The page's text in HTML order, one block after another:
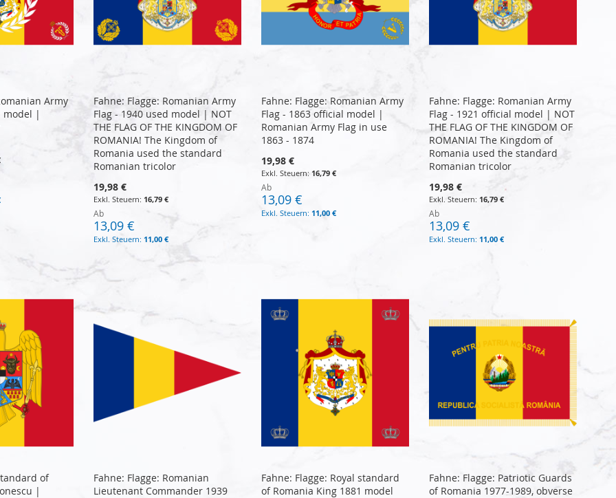
Army
model |
Fahne: Flagge: Romanian Army
Flag - 1940 used model | NOT
THE FLAG OF THE KINGDOM OF
ROMANIA! The Kingdom of
Romania used the standard
Romanian tricolor
19,98 €
16,79 €
Ab
13,09 €
11,00 €
Fahne: Flagge: Romanian Army
Flag - 1863 official model |
Romanian Army Flag in use
1863 - 1874
19,98 €
16,79 €
Ab
13,09 €
11,00 €
Fahne: Flagge: Romanian Army
Flag - 1921 official model | NOT
THE FLAG OF THE KINGDOM OF
ROMANIA! The Kingdom of
Romania used the standard
Romanian tricolor
19,98 €
16,79 €
Ab
13,09 €
11,00 €
of
|
Fahne: Flagge: Romanian
Lieutenant Commander 1939
Fahne: Flagge: Royal standard
of Romania King 1881 model
Fahne: Flagge: Patriotic Guards
of Romania 1977-1989, obverse